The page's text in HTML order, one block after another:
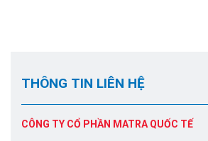
THÔNG TIN LIÊN HỆ
CÔNG TY CỔ PHẦN MATRA QUỐC TẾ